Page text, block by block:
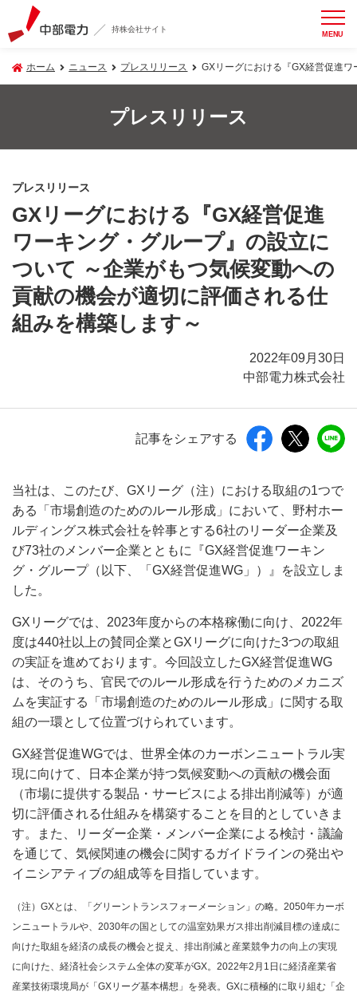
持株会社サイト MENU
ホーム ニュース プレスリリース GXリーグにおける『GX経営促進
プレスリリース
プレスリリース
GXリーグにおける『GX経営促進
ワーキング・グループ』の設立に
ついて ～企業がもつ気候変動への
貢献の機会が適切に評価される仕
組みを構築します～
2022年09月30日
中部電力株式会社
記事をシェアする
当社は、このたび、GXリーグ（注）における取組の1つで
ある「市場創造のためのルール形成」において、野村ホー
ルディングス株式会社を幹事とする6社のリーダー企業及
び73社のメンバー企業とともに『GX経営促進ワーキン
グ・グループ（以下、「GX経営促進WG」）』を設立しま
した。
GXリーグでは、2023年度からの本格稼働に向け、2022年
度は440社以上の賛同企業とGXリーグに向けた3つの取組
の実証を進めております。今回設立したGX経営促進WG
は、そのうち、官民でのルール形成を行うためのメカニズ
ムを実証する「市場創造のためのルール形成」に関する取
組の一環として位置づけられています。
GX経営促進WGでは、世界全体のカーボンニュートラル実
現に向けて、日本企業が持つ気候変動への貢献の機会面
（市場に提供する製品・サービスによる排出削減等）が適
切に評価される仕組みを構築することを目的としていきま
す。また、リーダー企業・メンバー企業による検討・議論
を通じて、気候関連の機会に関するガイドラインの発出や
イニシアティブの組成等を目指しています。
（注）GXとは、「グリーントランスフォーメーション」の略。2050年カーボ
ンニュートラルや、2030年の国としての温室効果ガス排出削減目標の達成に
向けた取組を経済の成長の機会と捉え、排出削減と産業競争力の向上の実現
に向けた、経済社会システム全体の変革がGX。2022年2月1日に経済産業省
産業技術環境局が「GXリーグ基本構想」を発表。GXに積極的に取り組む「企